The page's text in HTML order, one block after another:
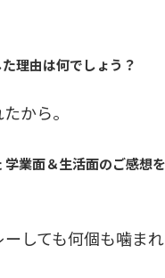
理由は何でしょう？
から。
業面＆生活面のご感
しても何個も噛ま